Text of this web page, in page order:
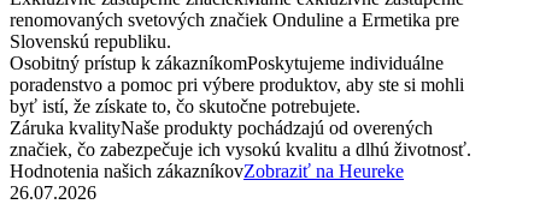
renomovaných svetových značiek Onduline a Ermetika pre
Slovenskú republiku.
Osobitný prístup k zákazníkomPoskytujeme individuálne
poradenstvo a pomoc pri výbere produktov, aby ste si mohli
byť istí, že získate to, čo skutočne potrebujete.
Záruka kvalityNaše produkty pochádzajú od overených
značiek, čo zabezpečuje ich vysokú kvalitu a dlhú životnosť.
Hodnotenia našich zákazníkovZobraziť na Heureke
26.07.2026